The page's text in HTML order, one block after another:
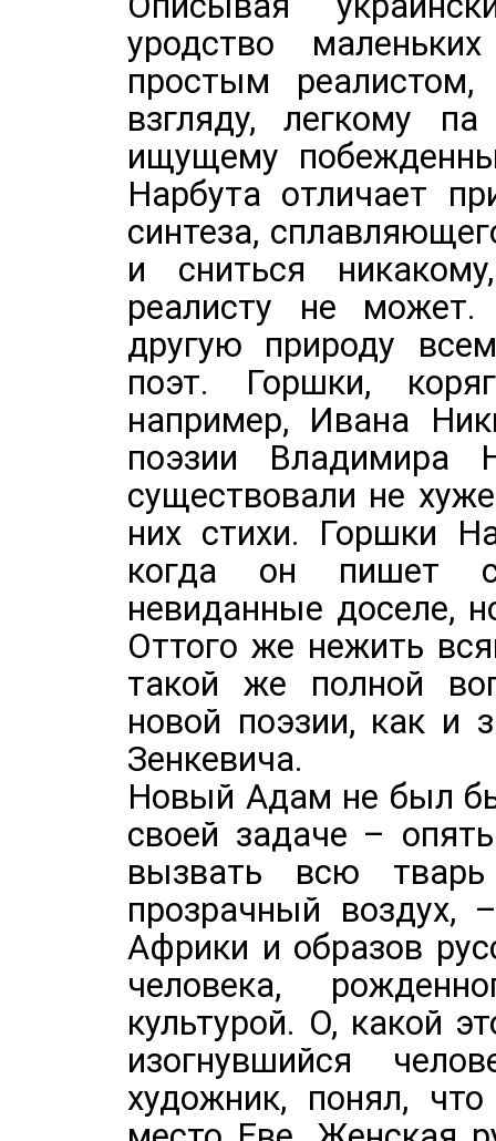
уродство
простым
взгляду, легкому
ищущему
Нарбута отличает
синтеза,
и сниться
реалисту не
другую природу
поэт. Горшки,
например, Ивана
поэзии Владимира
существовали не
них стихи. Горшки
когда он пишет
невиданные доселе,
Оттого же нежить
такой же полной
новой поэзии, как и
Зенкевича.
Новый Адам не был
своей задаче –
вызвать всю
прозрачный воздух,
Африки и образов
человека,
культурой. О, какой
изогнувшийся
художник, понял,